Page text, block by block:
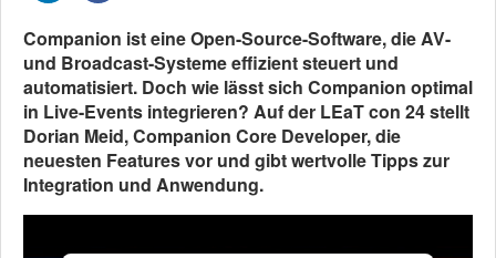
Companion ist eine Open-Source-Software, die AV-
und Broadcast-Systeme effizient steuert und
automatisiert. Doch wie lässt sich Companion optimal
in Live-Events integrieren? Auf der LEaT con 24 stellt
Dorian Meid, Companion Core Developer, die
neuesten Features vor und gibt wertvolle Tipps zur
Integration und Anwendung.